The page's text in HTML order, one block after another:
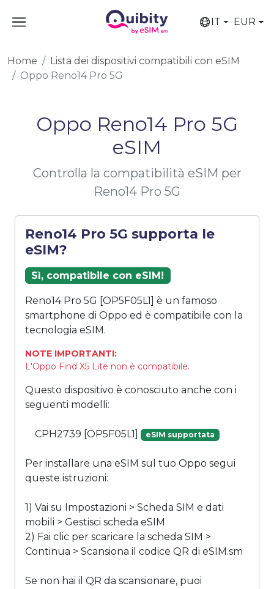
IT EUR
Home
Lista dei dispositivi compatibili con eSIM
Oppo Reno14 Pro 5G
Oppo Reno14 Pro 5G
eSIM
Controlla la compatibilità eSIM per
Reno14 Pro 5G
Reno14 Pro 5G supporta le
eSIM?
Sì, compatibile con eSIM!
Reno14 Pro 5G [OP5F05L1] è un famoso
smartphone di Oppo ed è compatibile con la
tecnologia eSIM.
NOTE IMPORTANTI:
L'Oppo Find X5 Lite non è compatibile.
Questo dispositivo è conosciuto anche con i
seguenti modelli:
CPH2739 [OP5F05L1] eSIM supportata
Per installare una eSIM sul tuo Oppo segui
queste istruzioni:
1) Vai su Impostazioni > Scheda SIM e dati
mobili > Gestisci scheda eSIM
2) Fai clic per scaricare la scheda SIM >
Continua > Scansiona il codice QR di eSIM.sm
Se non hai il QR da scansionare, puoi